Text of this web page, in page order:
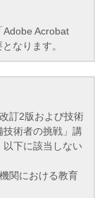
Adobe Acrobat
なります。
訂2版および技術
術者の挑戦」講
下に該当しない
関における教育